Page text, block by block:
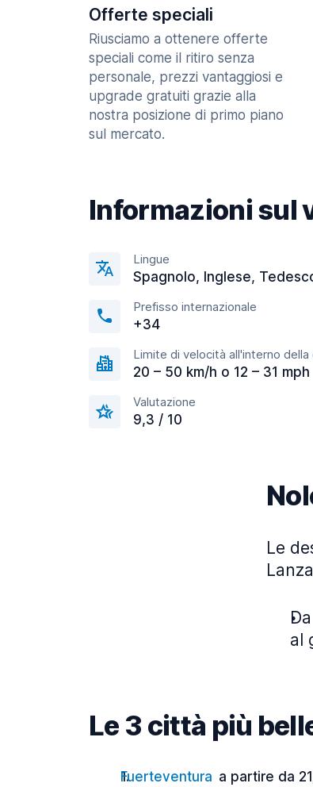
Offerte speciali
Riusciamo a ottenere offerte
speciali come il ritiro senza
personale, prezzi vantaggiosi e
upgrade gratuiti grazie alla
nostra posizione di primo piano
sul mercato.
Informazioni sul
Lingue
Spagnolo, Inglese,
Prefisso internazionale
+34
Limite di velocità all'interno della
20 – 50 km/h o 12 – 31 mph
Valutazione
9,3 / 10
Le
al
Le 3 città più
Fuerteventura a partire da